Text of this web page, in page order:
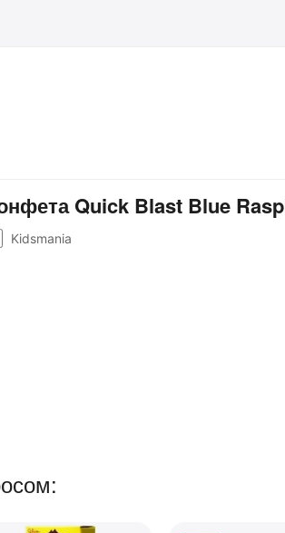
Quick Blast Blue
Kidsmania